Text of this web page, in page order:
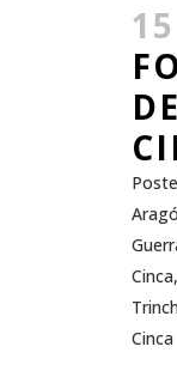
Cinca,
Cinca